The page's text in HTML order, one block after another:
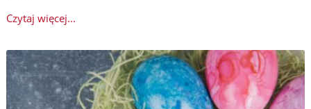
Czytaj więcej...